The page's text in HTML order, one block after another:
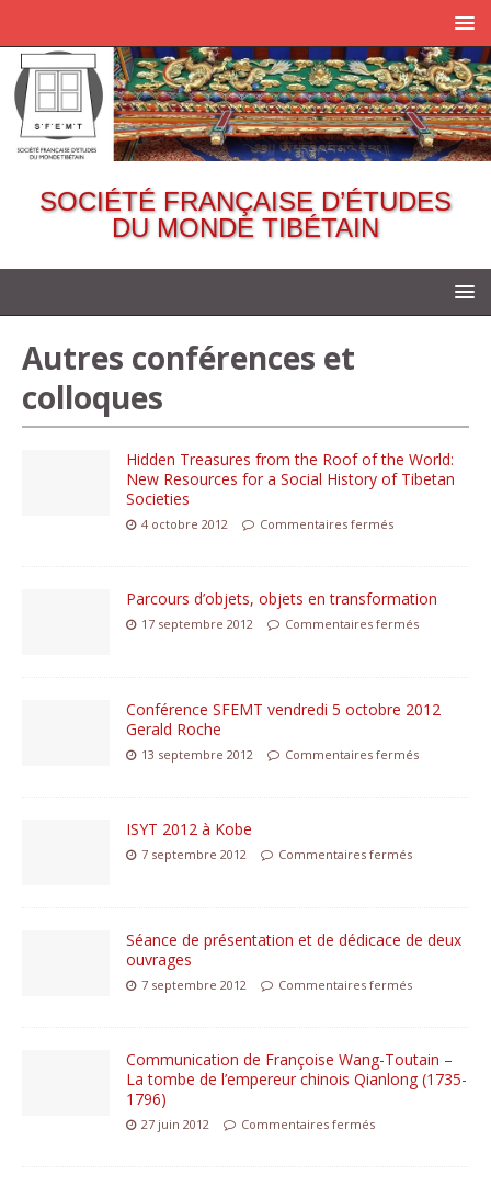
SOCIÉTÉ FRANÇAISE D’ÉTUDES
DU MONDE TIBÉTAIN
Autres conférences et
colloques
Hidden Treasures from the Roof of the World:
New Resources for a Social History of Tibetan
Societies
4 octobre 2012 Commentaires fermés
Parcours d’objets, objets en transformation
17 septembre 2012 Commentaires fermés
Conférence SFEMT vendredi 5 octobre 2012
Gerald Roche
13 septembre 2012 Commentaires fermés
ISYT 2012 à Kobe
7 septembre 2012 Commentaires fermés
Séance de présentation et de dédicace de deux
ouvrages
7 septembre 2012 Commentaires fermés
Communication de Françoise Wang-Toutain –
La tombe de l’empereur chinois Qianlong (1735-
1796)
27 juin 2012 Commentaires fermés